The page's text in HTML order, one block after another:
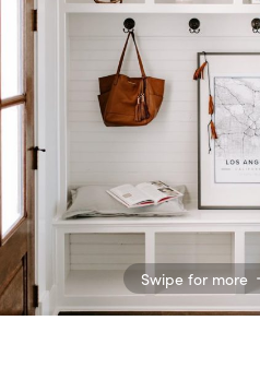
Swipe for more